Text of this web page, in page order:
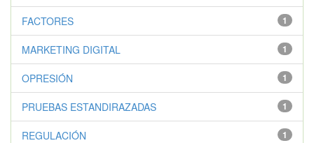
1
FACTORES
1
MARKETING DIGITAL
1
OPRESIÓN
1
PRUEBAS ESTANDIRAZADAS
1
REGULACIÓN